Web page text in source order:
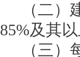
（二）
85%及其
（三 ）